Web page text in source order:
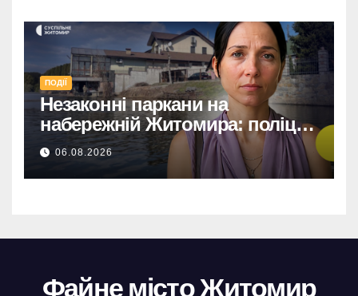
ПОДІЇ
Незаконні паркани на
набережній Житомира: поліція
перевіряє погрози від
представниць міськради
06.08.2026
Файне місто Житомир